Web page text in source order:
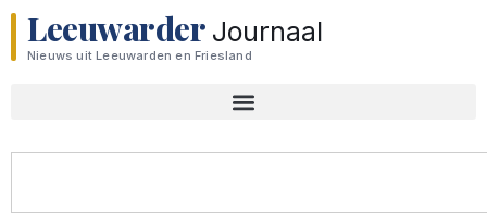
Leeuwarder Journaal
Nieuws uit Leeuwarden en Friesland